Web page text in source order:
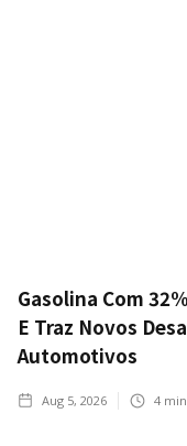
Gasolina Com
E Traz Novos
Automotivos
Aug 5, 2026 4